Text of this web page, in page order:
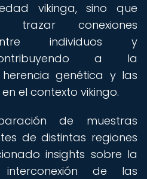
vikinga, sino que
trazar conexiones
individuos y
a la
genética y las
el contexto vikingo.
de muestras
de distintas regiones
insights sobre la
de las